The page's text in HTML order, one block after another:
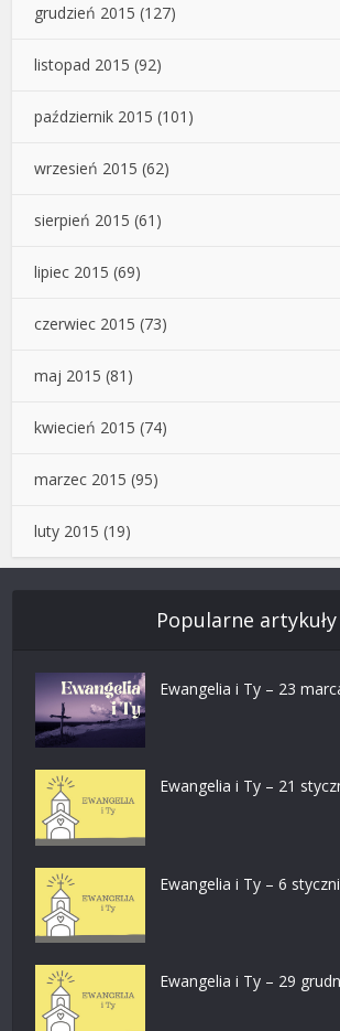
grudzień 2015 (127)
listopad 2015 (92)
październik 2015 (101)
wrzesień 2015 (62)
sierpień 2015 (61)
lipiec 2015 (69)
czerwiec 2015 (73)
maj 2015 (81)
kwiecień 2015 (74)
marzec 2015 (95)
luty 2015 (19)
Popularne artykuły
Ewangelia i Ty – 23
Ewangelia i Ty – 21
Ewangelia i Ty – 6
Ewangelia i Ty – 29